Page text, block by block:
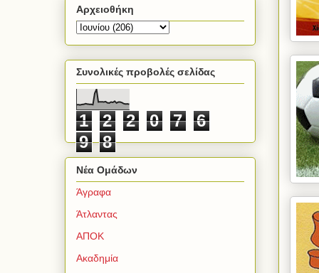
Αρχειοθήκη
Συνολικές προβολές σελίδας
1 2 2 0 7
6
9
8
Νέα Ομάδων
Άγραφα
Άτλαντας
ΑΠΟΚ
Ακαδημία